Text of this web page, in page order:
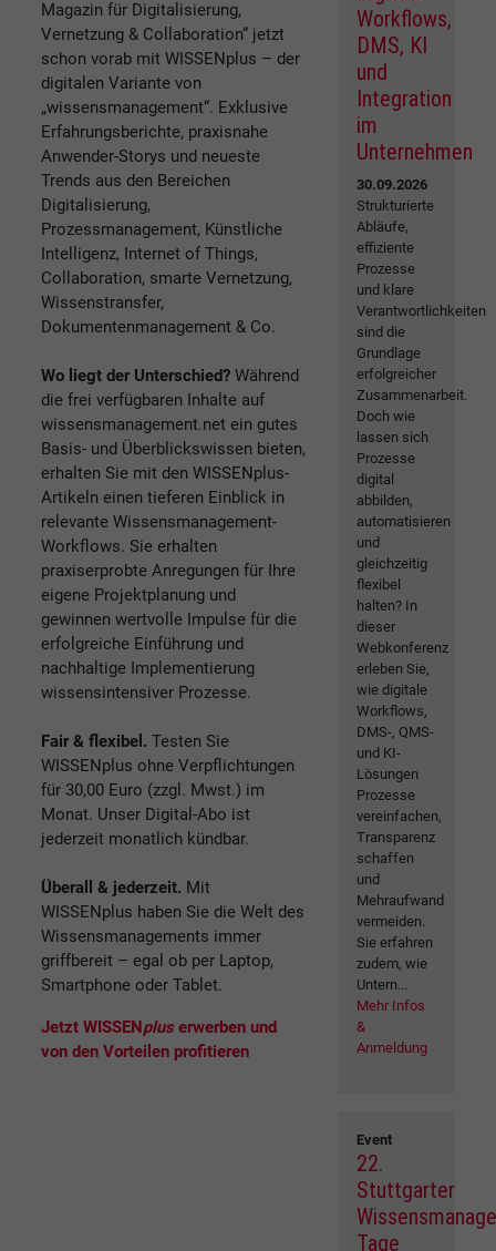
Magazin für Digitalisierung,
Vernetzung & Collaboration“ jetzt
schon vorab mit WISSENplus – der
digitalen Variante von
„wissensmanagement“. Exklusive
Erfahrungsberichte, praxisnahe
Anwender-Storys und neueste
Trends aus den Bereichen
Digitalisierung,
Prozessmanagement, Künstliche
Intelligenz, Internet of Things,
Collaboration, smarte Vernetzung,
Wissenstransfer,
Dokumentenmanagement & Co.
Wo liegt der Unterschied? Während
die frei verfügbaren Inhalte auf
wissensmanagement.net ein gutes
Basis- und Überblickswissen bieten,
erhalten Sie mit den WISSENplus-
Artikeln einen tieferen Einblick in
relevante Wissensmanagement-
Workflows. Sie erhalten
praxiserprobte Anregungen für Ihre
eigene Projektplanung und
gewinnen wertvolle Impulse für die
erfolgreiche Einführung und
nachhaltige Implementierung
wissensintensiver Prozesse.
Fair & flexibel. Testen Sie
WISSENplus ohne Verpflichtungen
für 30,00 Euro (zzgl. Mwst.) im
Monat. Unser Digital-Abo ist
jederzeit monatlich kündbar.
Überall & jederzeit. Mit
WISSENplus haben Sie die Welt des
Wissensmanagements immer
griffbereit – egal ob per Laptop,
Smartphone oder Tablet.
Jetzt WISSENplus erwerben und
von den Vorteilen profitieren
Workflows,
DMS, KI
und
Integration
im
Unternehmen
30.09.2026
Strukturierte
Abläufe,
effiziente
Prozesse
und klare
Verantwortlichkeiten
sind die
Grundlage
erfolgreicher
Zusammenarbeit.
Doch wie
lassen sich
Prozesse
digital
abbilden,
automatisieren
und
gleichzeitig
flexibel
halten? In
dieser
Webkonferenz
erleben Sie,
wie digitale
Workflows,
DMS-, QMS-
und KI-
Lösungen
Prozesse
vereinfachen,
Transparenz
schaffen
und
Mehraufwand
vermeiden.
Sie erfahren
zudem, wie
Untern...
Mehr Infos
&
Anmeldung
Event
22.
Stuttgarter
Tage